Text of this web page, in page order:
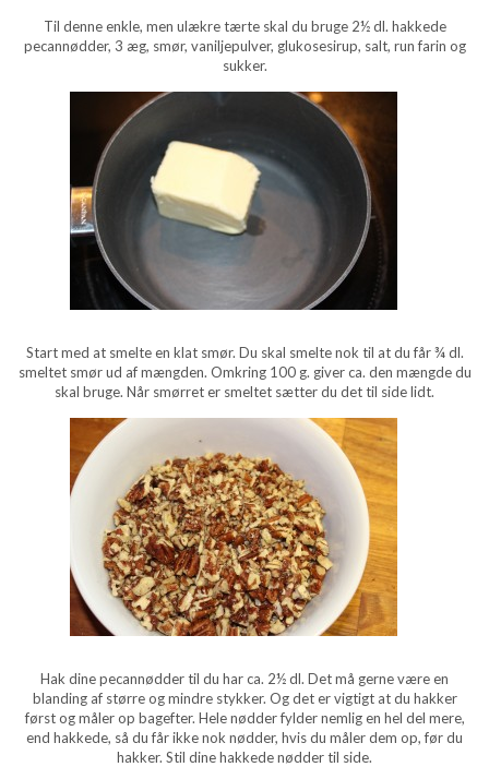
Til denne enkle, men ulækre tærte skal du bruge 2½ dl. hakkede
pecannødder, 3 æg, smør, vaniljepulver, glukosesirup, salt, run farin og
sukker.
Start med at smelte en klat smør. Du skal smelte nok til at du får ¾ dl.
smeltet smør ud af mængden. Omkring 100 g. giver ca. den mængde du
skal bruge. Når smørret er smeltet sætter du det til side lidt.
Hak dine pecannødder til du har ca. 2½ dl. Det må gerne være en
blanding af større og mindre stykker. Og det er vigtigt at du hakker
først og måler op bagefter. Hele nødder fylder nemlig en hel del mere,
end hakkede, så du får ikke nok nødder, hvis du måler dem op, før du
hakker. Stil dine hakkede nødder til side.